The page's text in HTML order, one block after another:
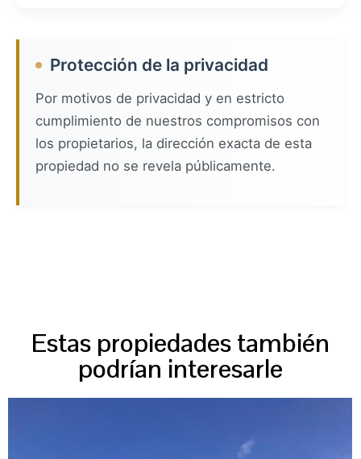
Protección de la privacidad
Por motivos de privacidad y en estricto
cumplimiento de nuestros compromisos con
los propietarios, la dirección exacta de esta
propiedad no se revela públicamente.
Estas propiedades también
podrían interesarle